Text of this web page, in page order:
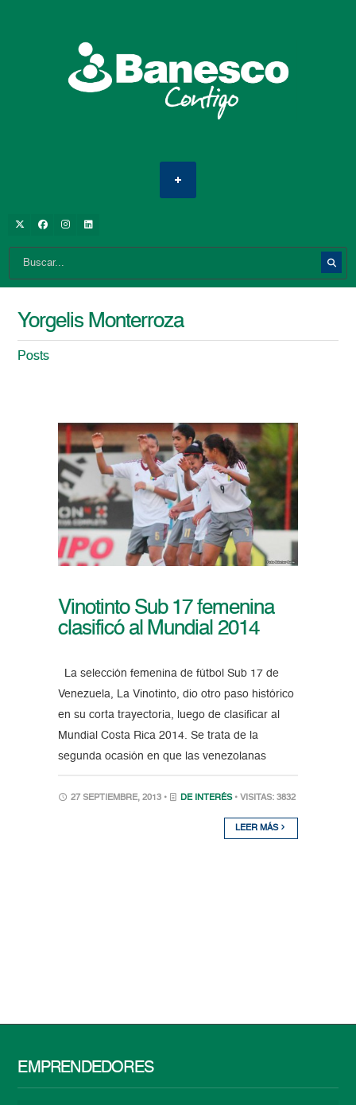
Yorgelis Monterroza
Posts
Vinotinto Sub 17 femenina
clasificó al Mundial 2014
La selección femenina de fútbol Sub 17 de
Venezuela, La Vinotinto, dio otro paso histórico
en su corta trayectoria, luego de clasificar al
Mundial Costa Rica 2014. Se trata de la
segunda ocasión en que las venezolanas
27 SEPTIEMBRE, 2013 • DE INTERÉS • VISITAS: 3832
LEER MÁS
EMPRENDEDORES